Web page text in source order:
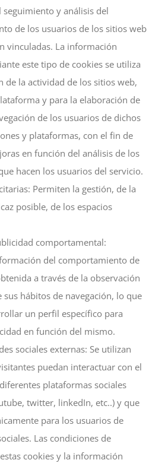
seguimiento y análisis del
de los usuarios de los sitios web
vinculadas. La información
este tipo de cookies se utiliza
de la actividad de los sitios web,
y para la elaboración de
de los usuarios de dichos
y plataformas, con el fin de
en función del análisis de los
hacen los usuarios del servicio.
Permiten la gestión, de la
posible, de los espacios
comportamental:
del comportamiento de
a través de la observación
sus hábitos de navegación, lo que
un perfil específico para
en función del mismo.
sociales externas: Se utilizan
puedan interactuar con el
plataformas sociales
twitter, linkedIn, etc..) y que
para los usuarios de
Las condiciones de
cookies y la información